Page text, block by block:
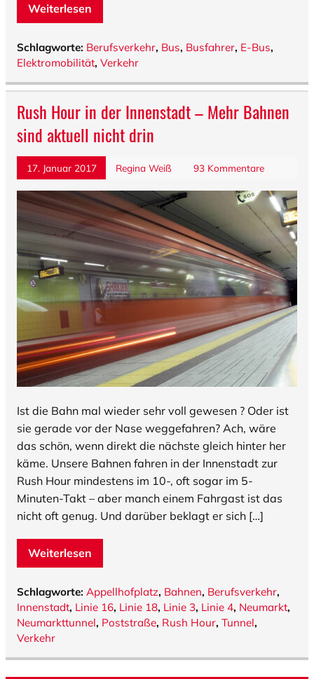
Weiterlesen
Schlagworte: Berufsverkehr, Bus, Busfahrer, E-Bus,
Elektromobilität, Verkehr
Rush Hour in der Innenstadt – Mehr Bahnen
sind aktuell nicht drin
17. Januar 2017 Regina Weiß 93 Kommentare
Ist die Bahn mal wieder sehr voll gewesen ? Oder ist
sie gerade vor der Nase weggefahren? Ach, wäre
das schön, wenn direkt die nächste gleich hinter her
käme. Unsere Bahnen fahren in der Innenstadt zur
Rush Hour mindestens im 10-, oft sogar im 5-
Minuten-Takt – aber manch einem Fahrgast ist das
nicht oft genug. Und darüber beklagt er sich […]
Weiterlesen
Schlagworte: Appellhofplatz, Bahnen, Berufsverkehr,
Innenstadt, Linie 16, Linie 18, Linie 3, Linie 4, Neumarkt,
Neumarkttunnel, Poststraße, Rush Hour, Tunnel,
Verkehr